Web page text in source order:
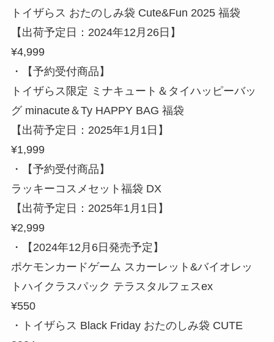
トイザらス おたのしみ袋 Cute&Fun 2025 福袋
【出荷予定日：2024年12月26日】
¥4,999
・【予約受付商品】
トイザらス限定 ミナキュート＆タイハッピーバッ
グ minacute＆Ty HAPPY BAG 福袋
【出荷予定日：2025年1月1日】
¥1,999
・【予約受付商品】
ラッキーコスメセット福袋 DX
【出荷予定日：2025年1月1日】
¥2,999
・【2024年12月6日発売予定】
ポケモンカードゲーム スカーレット&バイオレッ
トハイクラスパック テラスタルフェスex
¥550
・トイザらス Black Friday おたのしみ袋 CUTE